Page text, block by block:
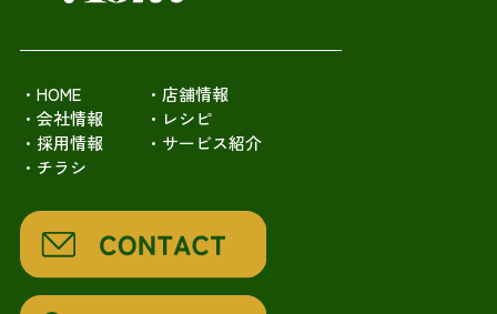
・HOME
・店舗情報
・会社情報
・レシピ
・採用情報
・サービス紹介
・チラシ